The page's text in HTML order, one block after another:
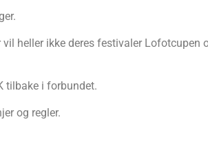
heller ikke deres festivaler Lofotcupen
tilbake i forbundet.
og regler.